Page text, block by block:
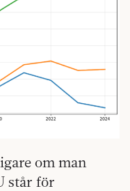
om man
står för